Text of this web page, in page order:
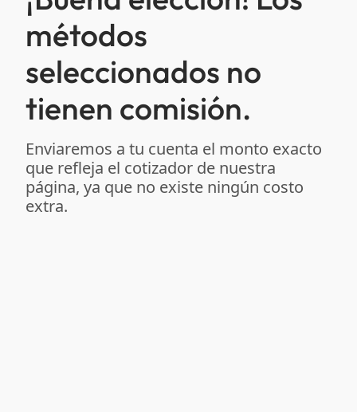
métodos
seleccionados no
tienen comisión.
Enviaremos a tu cuenta el monto exacto
que refleja el cotizador de nuestra
página, ya que no existe ningún costo
extra.